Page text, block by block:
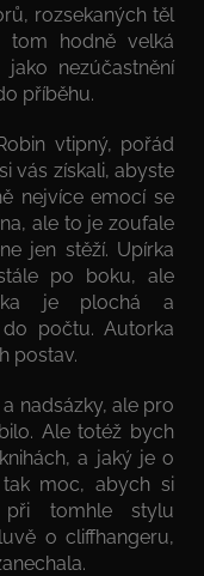
rozsekaných těl
hodně velká
nezúčastnění
příběhu.
vtipný, pořád
vás získali, abyste
nejvíce emocí se
ale to je zoufale
jen stěží. Upírka
po boku, ale
je plochá a
počtu. Autorka
postav.
nadsázky, ale pro
Ale totéž bych
a jaký je o
moc, abych si
tomhle stylu
o cliffhangeru,